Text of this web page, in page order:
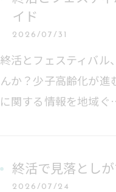
イド
2026/07/31
終活とフェスティバル
んか？少子高齢化が
に関する情報を地域
終活で見落とし
2026/07/24